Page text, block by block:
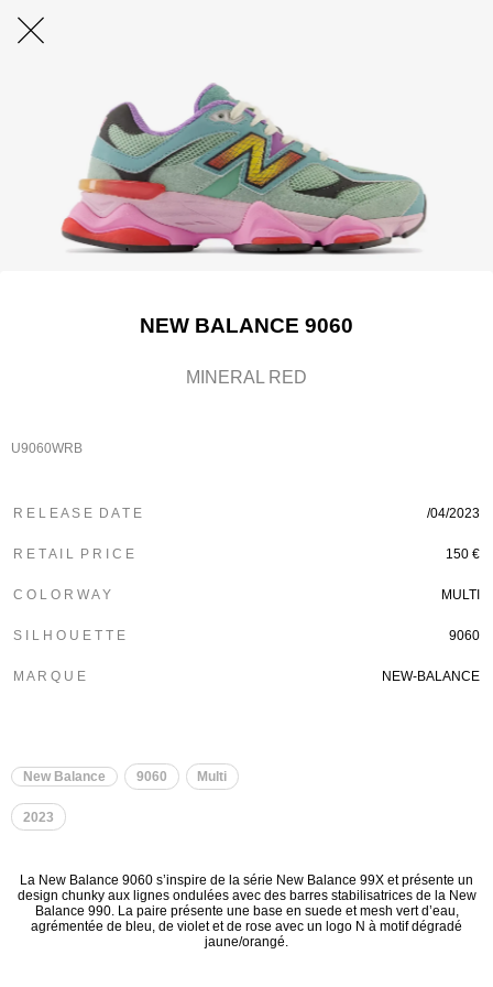
NEW BALANCE 9060
MINERAL RED
U9060WRB
R E L E A S E D A T E /04/2023
R E T A I L P R I C E 150 €
C O L O R W A Y MULTI
S I L H O U E T T E 9060
M A R Q U E NEW-BALANCE
New Balance 9060 Multi
2023
La New Balance 9060 s’inspire de la série New Balance 99X et présente un
design chunky aux lignes ondulées avec des barres stabilisatrices de la New
Balance 990. La paire présente une base en suede et mesh vert d’eau,
agrémentée de bleu, de violet et de rose avec un logo N à motif dégradé
jaune/orangé.